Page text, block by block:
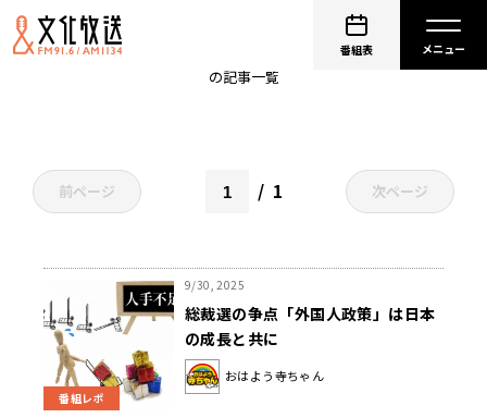
番組表
の記事一覧
前ページ 1 次ページ
番組レポ
9/30, 2025
総裁選の争点「外国人政策」は日本
の成長と共に
おはよう寺ちゃん